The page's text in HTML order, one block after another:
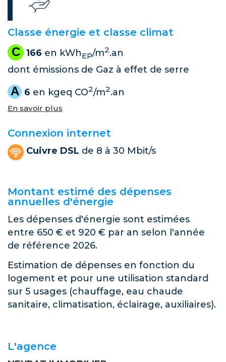
Classe énergie et classe climat
C 166 en kWhEP/m2.an
dont émissions de Gaz à effet de serre
A 6 en kgeq CO2/m2.an
En savoir plus
Connexion internet
Cuivre DSL de 8 à 30 Mbit/s
Montant estimé des dépenses
annuelles d'énergie
Les dépenses d'énergie sont estimées
entre 650 € et 920 € par an selon l'année
de référence 2026.
Estimation de dépenses en fonction du
logement et pour une utilisation standard
sur 5 usages (chauffage, eau chaude
sanitaire, climatisation, éclairage, auxiliaires).
L'agence